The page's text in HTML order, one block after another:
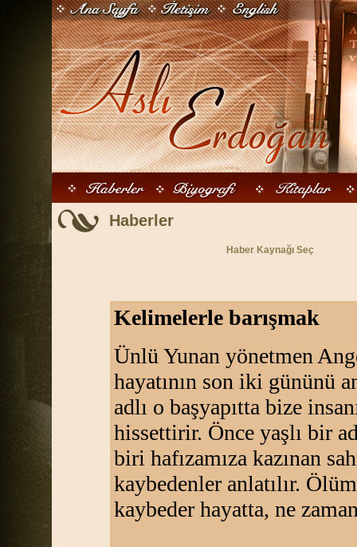
Haberler
Haber Kaynağı Seç
Kelimelerle barışmak
Ünlü Yunan yönetmen
hayatının son iki gününü
adlı o başyapıtta bize
hissettirir. Önce yaşlı bir
biri hafızamıza kazınan
kaybedenler anlatılır.
kaybeder hayatta, ne